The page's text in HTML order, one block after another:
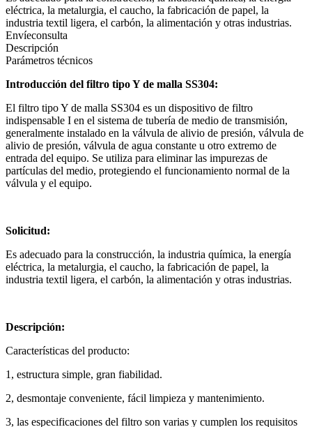
eléctrica, la metalurgia, el caucho, la fabricación de papel, la
industria textil ligera, el carbón, la alimentación y otras industrias.
Envíeconsulta
Descripción
Parámetros técnicos
Introducción del filtro tipo Y de malla SS304:
El filtro tipo Y de malla SS304 es un dispositivo de filtro
indispensable I en el sistema de tubería de medio de transmisión,
generalmente instalado en la válvula de alivio de presión, válvula de
alivio de presión, válvula de agua constante u otro extremo de
entrada del equipo. Se utiliza para eliminar las impurezas de
partículas del medio, protegiendo el funcionamiento normal de la
válvula y el equipo.
Solicitud:
Es adecuado para la construcción, la industria química, la energía
eléctrica, la metalurgia, el caucho, la fabricación de papel, la
industria textil ligera, el carbón, la alimentación y otras industrias.
Descripción:
Características del producto:
1, estructura simple, gran fiabilidad.
2, desmontaje conveniente, fácil limpieza y mantenimiento.
3, las especificaciones del filtro son varias y cumplen los requisitos